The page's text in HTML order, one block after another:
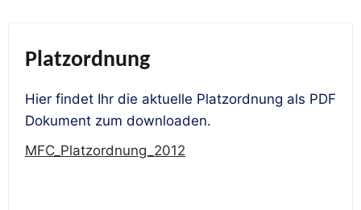
Platzordnung
Hier findet Ihr die aktuelle Platzordnung als PDF
Dokument zum downloaden.
MFC_Platzordnung_2012